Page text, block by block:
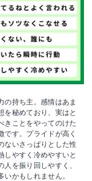
の持ち主。感情はあま
を秘めており、実はと
きことをやってのけた
です。プライドが高く
ないさっぱりとした性
しやすく冷めやすいと
を振り回しやすく、
かもしれません。